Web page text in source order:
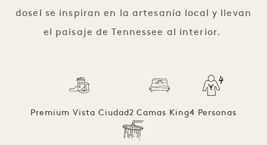
dosel se inspiran en la artesanía local y llevan
el paisaje de Tennessee al interior.
Premium Vista Ciudad 2 Camas King4 Personas